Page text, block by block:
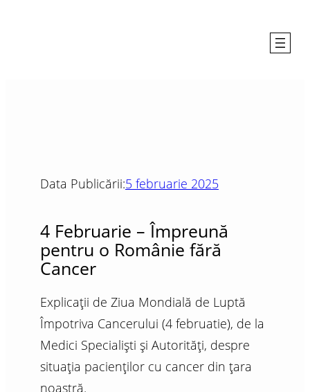
Data Publicării:5 februarie 2025
4 Februarie – Împreună
pentru o Românie fără
Cancer
Explicații de Ziua Mondială de Luptă
Împotriva Cancerului (4 februatie), de la
Medici Specialiști și Autorități, despre
situația pacienților cu cancer din țara
noastră.